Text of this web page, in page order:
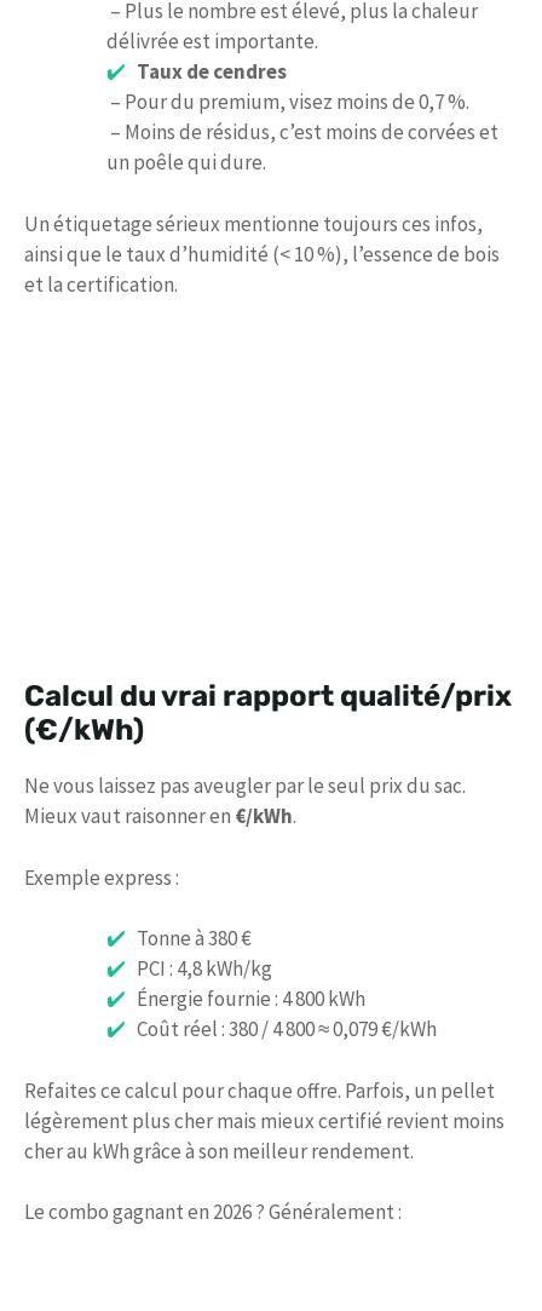
– Plus le nombre est élevé, plus la chaleur
délivrée est importante.
Taux de cendres
– Pour du premium, visez moins de 0,7 %.
– Moins de résidus, c’est moins de corvées et
un poêle qui dure.
Un étiquetage sérieux mentionne toujours ces infos,
ainsi que le taux d’humidité (< 10 %), l’essence de bois
et la certification.
Calcul du vrai rapport qualité/prix
(€/kWh)
Ne vous laissez pas aveugler par le seul prix du sac.
Mieux vaut raisonner en €/kWh.
Exemple express :
Tonne à 380 €
PCI : 4,8 kWh/kg
Énergie fournie : 4 800 kWh
Coût réel : 380 / 4 800 ≈ 0,079 €/kWh
Refaites ce calcul pour chaque offre. Parfois, un pellet
légèrement plus cher mais mieux certifié revient moins
cher au kWh grâce à son meilleur rendement.
Le combo gagnant en 2026 ? Généralement :